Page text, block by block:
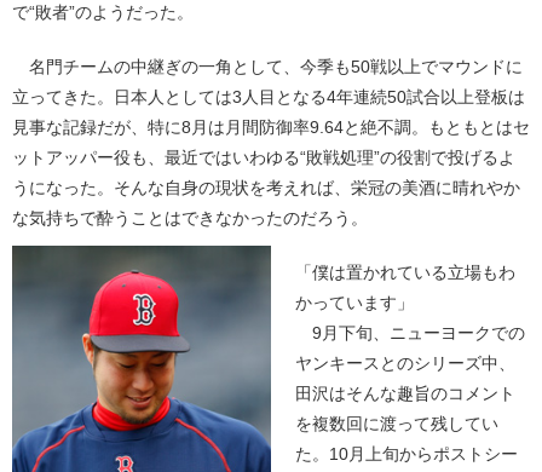
で“敗者”のようだった。
名門チームの中継ぎの一角として、今季も50戦以上でマウンドに
立ってきた。日本人としては3人目となる4年連続50試合以上登板は
見事な記録だが、特に8月は月間防御率9.64と絶不調。もともとはセ
ットアッパー役も、最近ではいわゆる“敗戦処理”の役割で投げるよ
うになった。そんな自身の現状を考えれば、栄冠の美酒に晴れやか
な気持ちで酔うことはできなかったのだろう。
「僕は置かれている立場もわ
かっています」
9月下旬、ニューヨークでの
ヤンキースとのシリーズ中、
田沢はそんな趣旨のコメント
を複数回に渡って残してい
た。10月上旬からポストシー